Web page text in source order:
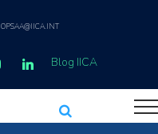
OPSAA@IICA.INT
Blog IICA